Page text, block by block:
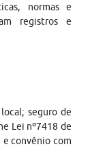
normas e
registros e
seguro de
Lei nº7418 de
convênio com